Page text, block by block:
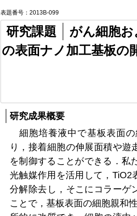
表題番号：2013B-099
研究課題
がん細胞
の表面ナノ加工基板の
研究成果概要
細胞培養液中で基板表面
り，接着細胞の伸展面積や
を制御することができる．私
光触媒作用を活用して，TiO2
分解除去し，そこにコラーゲ
ことで，基板表面の細胞親和